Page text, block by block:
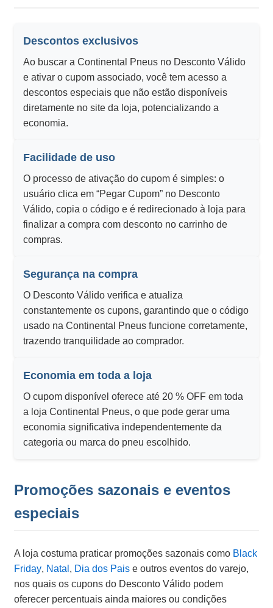
Descontos exclusivos
Ao buscar a Continental Pneus no Desconto Válido
e ativar o cupom associado, você tem acesso a
descontos especiais que não estão disponíveis
diretamente no site da loja, potencializando a
economia.
Facilidade de uso
O processo de ativação do cupom é simples: o
usuário clica em “Pegar Cupom” no Desconto
Válido, copia o código e é redirecionado à loja para
finalizar a compra com desconto no carrinho de
compras.
Segurança na compra
O Desconto Válido verifica e atualiza
constantemente os cupons, garantindo que o código
usado na Continental Pneus funcione corretamente,
trazendo tranquilidade ao comprador.
Economia em toda a loja
O cupom disponível oferece até 20 % OFF em toda
a loja Continental Pneus, o que pode gerar uma
economia significativa independentemente da
categoria ou marca do pneu escolhido.
Promoções sazonais e eventos
especiais
A loja costuma praticar promoções sazonais como Black
Friday, Natal , Dia dos Pais e outros eventos do varejo,
nos quais os cupons do Desconto Válido podem
oferecer percentuais ainda maiores ou condições